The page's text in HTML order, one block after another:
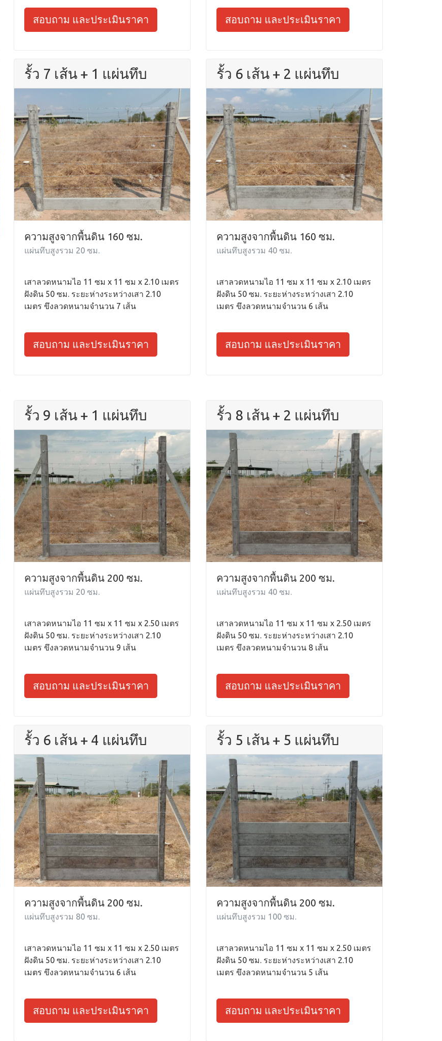
สอบถาม และประเมินราคา สอบถาม และประเมินราคา
รั้ว 7 เส้น + 1 แผ่นทึบ
ความสูงจากพื้นดิน 160 ซม.
แผ่นทึบสูงรวม 20 ซม.
เสาลวดหนามไอ 11 ซม x 11 ซม x 2.10 เมตร
ฝังดิน 50 ซม. ระยะห่างระหว่างเสา 2.10
เมตร ขึงลวดหนามจำนวน 7 เส้น
สอบถาม และประเมินราคา
รั้ว 6 เส้น + 2 แผ่นทึบ
ความสูงจากพื้นดิน 160 ซม.
แผ่นทึบสูงรวม 40 ซม.
เสาลวดหนามไอ 11 ซม x 11 ซม x 2.10 เมตร
ฝังดิน 50 ซม. ระยะห่างระหว่างเสา 2.10
เมตร ขึงลวดหนามจำนวน 6 เส้น
สอบถาม และประเมินราคา
รั้ว 9 เส้น + 1 แผ่นทึบ
ความสูงจากพื้นดิน 200 ซม.
แผ่นทึบสูงรวม 20 ซม.
เสาลวดหนามไอ 11 ซม x 11 ซม x 2.50 เมตร
ฝังดิน 50 ซม. ระยะห่างระหว่างเสา 2.10
เมตร ขึงลวดหนามจำนวน 9 เส้น
สอบถาม และประเมินราคา
รั้ว 8 เส้น + 2 แผ่นทึบ
ความสูงจากพื้นดิน 200 ซม.
แผ่นทึบสูงรวม 40 ซม.
เสาลวดหนามไอ 11 ซม x 11 ซม x 2.50 เมตร
ฝังดิน 50 ซม. ระยะห่างระหว่างเสา 2.10
เมตร ขึงลวดหนามจำนวน 8 เส้น
สอบถาม และประเมินราคา
รั้ว 6 เส้น + 4 แผ่นทึบ
ความสูงจากพื้นดิน 200 ซม.
แผ่นทึบสูงรวม 80 ซม.
เสาลวดหนามไอ 11 ซม x 11 ซม x 2.50 เมตร
ฝังดิน 50 ซม. ระยะห่างระหว่างเสา 2.10
เมตร ขึงลวดหนามจำนวน 6 เส้น
สอบถาม และประเมินราคา
รั้ว 5 เส้น + 5 แผ่นทึบ
ความสูงจากพื้นดิน 200 ซม.
แผ่นทึบสูงรวม 100 ซม.
เสาลวดหนามไอ 11 ซม x 11 ซม x 2.50 เมตร
ฝังดิน 50 ซม. ระยะห่างระหว่างเสา 2.10
เมตร ขึงลวดหนามจำนวน 5 เส้น
สอบถาม และประเมินราคา